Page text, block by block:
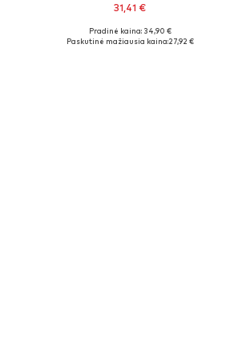
31,41 €
Galimi dydžiai: S, M, L, XL
Pradinė kaina: 34,90 €
Paskutinė mažiausia kaina:27,92 €